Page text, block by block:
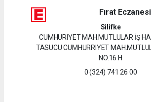
Fırat Eczanesi
Silifke
CUMHURIYET MAH.MUTLULAR İŞ
TASUCU CUMHURRIYET
NO.16 H
0 (324) 741 26 00